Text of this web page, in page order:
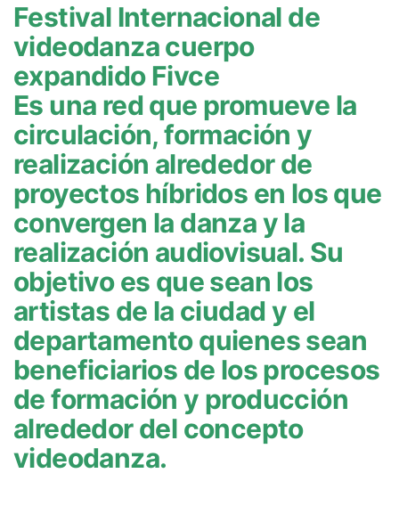
Festival Internacional de
videodanza cuerpo
expandido Fivce
Es una red que promueve la
circulación, formación y
realización alrededor de
proyectos híbridos en los que
convergen la danza y la
realización audiovisual. Su
objetivo es que sean los
artistas de la ciudad y el
departamento quienes sean
beneficiarios de los procesos
de formación y producción
alrededor del concepto
videodanza.